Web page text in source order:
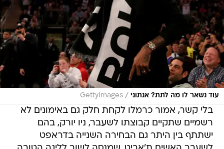
עוד נשאר לו מה לתת? אנתוני /
GettyImages
בלי קשר, אמור כרמלו לקחת חלק גם באימונים לא
רשמיים שתקיים קבוצתו לשעבר, ניו יורק, בהם
ישתתף בין היתר גם הבחירה השנייה בדראפט